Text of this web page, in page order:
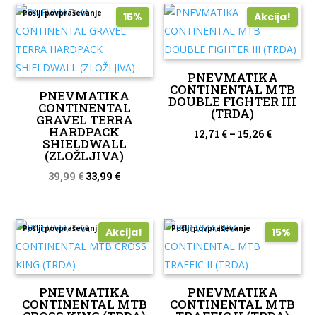
bila:
63,99 €.
54,39 €.
Pošlji povpraševanje 15%
PNEVMATIKA
CONTINENTAL
GRAVEL TERRA
HARDPACK
SHIELDWALL
(ZLOŽLJIVA)
39,99€ Izvirna
bila:
39,99 €.
33,99 €Trenutna
33,99 €.
Akcija!
PNEVMATIKA
CONTINENTAL MTB
DOUBLE FIGHTER III
(TRDA)
12,71 €– 15,26 €
Pošlji povpraševanje Akcija!
PNEVMATIKA
CONTINENTAL MTB
Pošlji povpraševanje 15%
PNEVMATIKA
CONTINENTAL MTB